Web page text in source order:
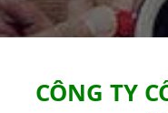
CÔNG TY